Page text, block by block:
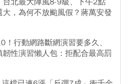
，為何不放颱風假？蔣萬安發
行動網路斷網演習要多久、
性演習懶人包：拒配合最高罰